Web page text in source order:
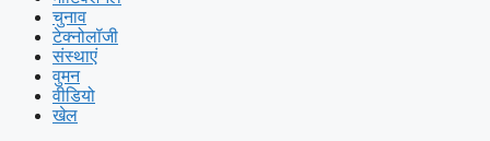
चुनाव
टेक्नोलॉजी
संस्थाएं
वुमन
वीडियो
खेल